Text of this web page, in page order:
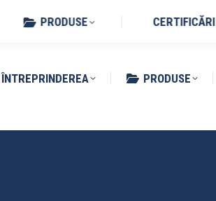
ÎNTREPRINDEREA PRODUSE
PRODUSE CERTIFICĂRI